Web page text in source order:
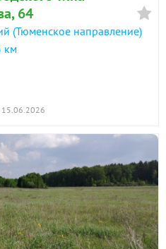
64
(Тюменское направление)
км
15.06.2026